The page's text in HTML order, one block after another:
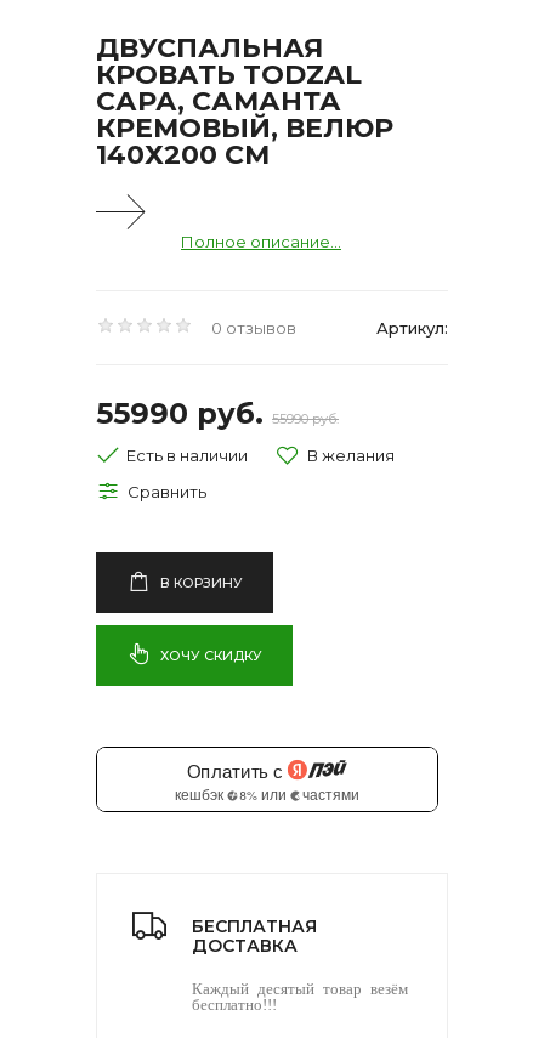
ДВУСПАЛЬНАЯ
КРОВАТЬ TODZAL
САРА, САМАНТА
КРЕМОВЫЙ, ВЕЛЮР
140Х200 СМ
Полное описание...
0 отзывов Артикул:
55990 руб. 55990 руб.
Есть в наличии
В КОРЗИНУ
ХОЧУ СКИДКУ
БЕСПЛАТНАЯ
ДОСТАВКА
Каждый десятый товар везём
бесплатно!!!